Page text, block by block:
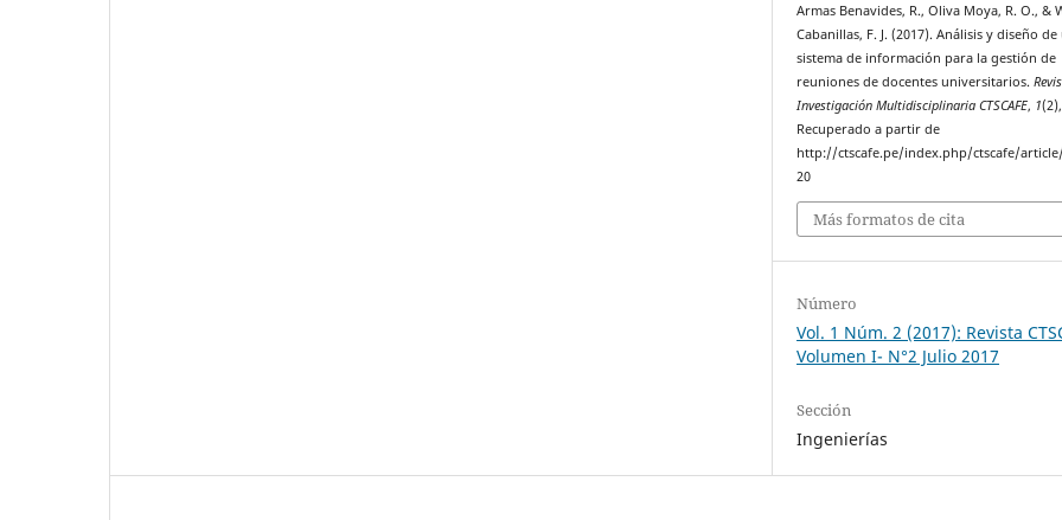
Armas Benavides, R., Oliva Moya, R. O., &
Cabanillas, F. J. (2017). Análisis y diseño de
sistema de información para la gestión de
reuniones de docentes universitarios.
Investigación Multidisciplinaria CTSCAFE, 1
Recuperado a partir de
http://ctscafe.pe/index.php/ctscafe/
20
Más formatos de cita
Número
Vol. 1 Núm. 2 (2017): Revista
Volumen I- N°2 Julio 2017
Sección
Ingenierías